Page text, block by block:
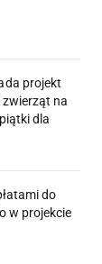
projekt
na
dla
do
w projekcie